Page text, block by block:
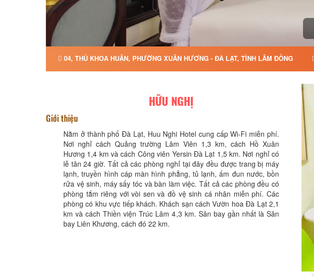
04, THỦ KHOA HUÂN, PHƯỜNG XUÂN HƯƠNG - ĐÀ LẠT, TỈNH LÂM ĐỒNG
HỮU NGHỊ
Giới thiệu
Nằm ở thành phố Đà Lạt, Huu Nghi Hotel cung cấp Wi-Fi miễn phí.
Nơi nghỉ cách Quảng trường Lâm Viên 1,3 km, cách Hồ Xuân
Hương 1,4 km và cách Công viên Yersin Đà Lạt 1,5 km. Nơi nghỉ có
lễ tân 24 giờ. Tất cả các phòng nghỉ tại đây đều được trang bị máy
lạnh, truyền hình cáp màn hình phẳng, tủ lạnh, ấm đun nước, bồn
rửa vệ sinh, máy sấy tóc và bàn làm việc. Tất cả các phòng đều có
phòng tắm riêng với vòi sen và đồ vệ sinh cá nhân miễn phí. Các
phòng có khu vực tiếp khách. Khách sạn cách Vườn hoa Đà Lạt 2,1
km và cách Thiền viện Trúc Lâm 4,3 km. Sân bay gần nhất là Sân
bay Liên Khương, cách đó 22 km.